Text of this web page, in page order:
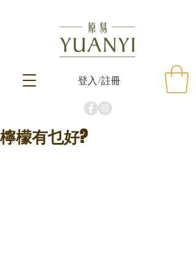
登入/註冊
檸檬有乜好?